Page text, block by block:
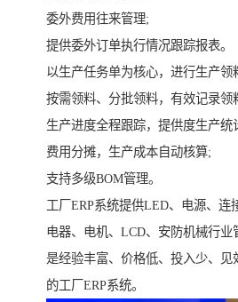
委外费用往来管理;
提供委外订单执行情况跟踪报表。
以生产任务单为核心，进行生产领
按需领料、分批领料，有效记录领
生产进度全程跟踪，提供度生产统
费用分摊，生产成本自动核算;
支持多级BOM管理。
工厂ERP系统提供LED、电源、连
电器、电机、LCD、安防机械行业
是经验丰富、价格低、投入少、见
的工厂ERP系统。